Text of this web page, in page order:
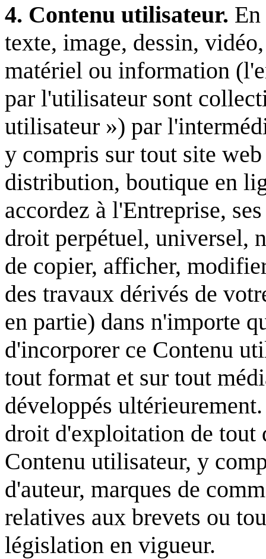
4. Contenu utilisateur.
texte, image, dessin,
matériel ou information
par l'utilisateur sont
utilisateur ») par
y compris sur tout site
distribution, boutique en
accordez à l'Entreprise,
droit perpétuel, universel,
de copier, afficher,
des travaux dérivés de
en partie) dans n'importe
d'incorporer ce Contenu
tout format et sur tout
développés
droit d'exploitation de tout
Contenu utilisateur, y
d'auteur, marques de
relatives aux brevets ou
législation en vigueur.